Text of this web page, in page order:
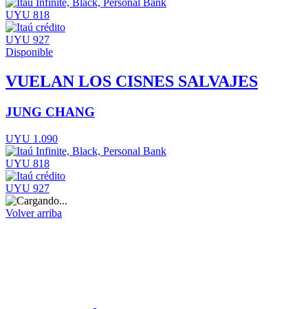
UYU 818
UYU 927
Disponible
VUELAN LOS CISNES SALVAJES
JUNG CHANG
UYU 1.090
UYU 818
UYU 927
Volver arriba